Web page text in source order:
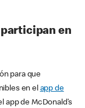
en
para que
en el app de
app de McDonald’s